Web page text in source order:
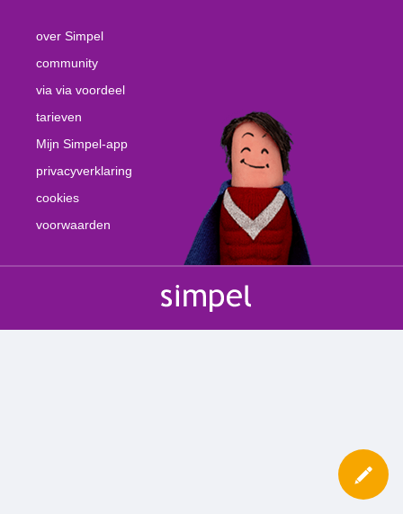
over Simpel
community
via via voordeel
tarieven
Mijn Simpel-app
privacyverklaring
cookies
voorwaarden